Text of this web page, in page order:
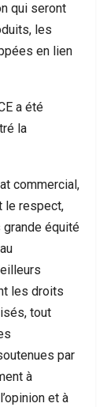
qui seront
les
en lien
a été
la
commercial,
le respect,
grande équité
les droits
tout
par
à
et à